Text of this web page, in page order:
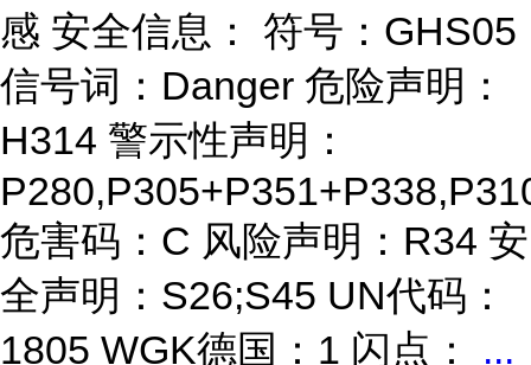
感 安全信息： 符号：GHS05
信号词：Danger 危险声明：
H314 警示性声明：
危害码：C 风险声明：R34 安
全声明：S26;S45 UN代码：
1805 WGK德国：1 闪点： ...